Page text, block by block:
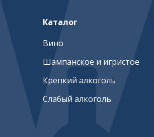
Каталог
Вино
Шампанское и игристое
Крепкий алкоголь
Слабый алкоголь